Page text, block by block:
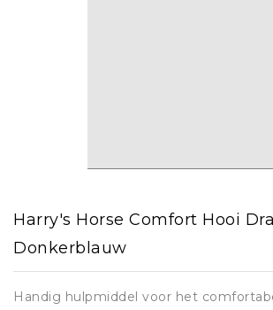
Harry's Horse Comfort Hooi
Donkerblauw
Handig hulpmiddel voor het